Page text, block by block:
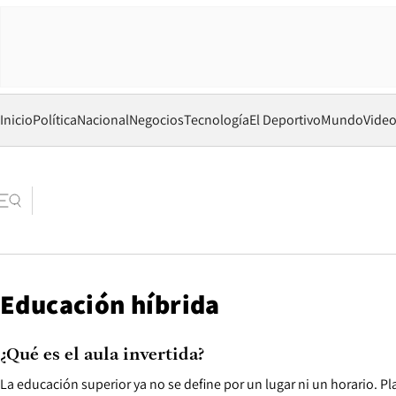
InicioPolíticaNacionalNegociosTecnologíaEl DeportivoMundo
Educación híbrida
La educación superior ya no se define por un lugar ni un horario.
¿Qué es el aula invertida?